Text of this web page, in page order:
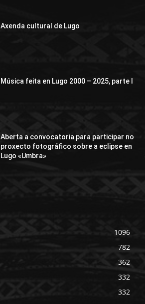
Axenda cultural de Lugo
Música feita en Lugo 2000 – 2025, parte I
Aberta a convocatoria para participar no
proxecto fotográfico sobre a eclipse en
Lugo «Umbra»
1096
782
362
332
332